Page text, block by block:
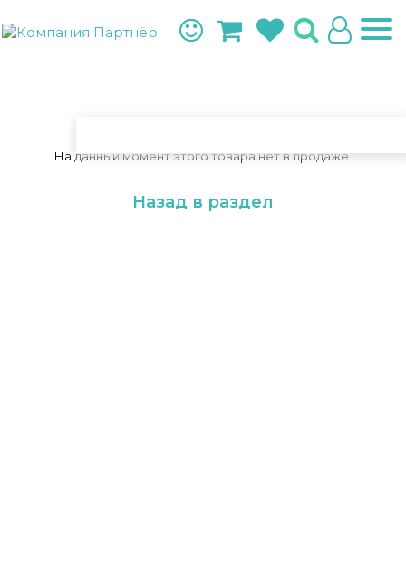
На данный момент этого товара нет в продаже.
Назад в раздел